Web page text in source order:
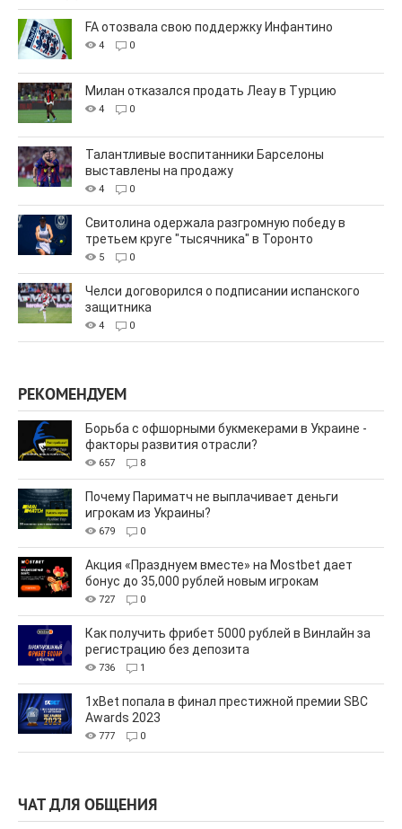
FA отозвала свою поддержку Инфантино
4 0
Милан отказался продать Леау в Турцию
4 0
Талантливые воспитанники Барселоны
выставлены на продажу
4 0
Свитолина одержала разгромную победу в
третьем круге "тысячника" в Торонто
5 0
Челси договорился о подписании испанского
защитника
4 0
РЕКОМЕНДУЕМ
Борьба с офшорными букмекерами в Украине -
факторы развития отрасли?
657 8
Почему Париматч не выплачивает деньги
игрокам из Украины?
679 0
Акция «Празднуем вместе» на Mostbet дает
бонус до 35,000 рублей новым игрокам
727 0
Как получить фрибет 5000 рублей в Винлайн за
регистрацию без депозита
736 1
1xBet попала в финал престижной премии SBC
Awards 2023
777 0
ЧАТ ДЛЯ ОБЩЕНИЯ